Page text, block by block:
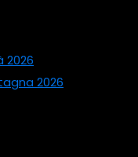
2026
2026